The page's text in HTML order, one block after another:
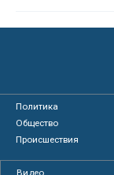
Политика
Общество
Происшествия
Видео